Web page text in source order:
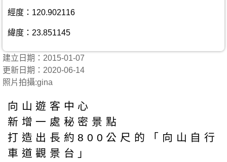
經度：120.902116
緯度：23.851145
建立日期：2015-01-07
更新日期：2020-06-14
照片拍攝:gina
向山遊客中心
新增一處秘密景點
打造出長約800公尺的「向山自行
車道觀景台」